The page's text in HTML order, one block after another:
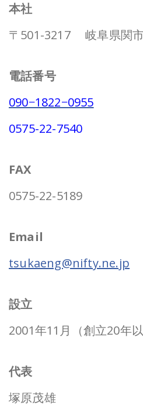
本社
〒501-3217 岐阜県関
電話番号
090−1822−0955
0575-22-7540
FAX
0575-22-5189
Email
tsukaeng@nifty.ne.jp
設立
2001年11月（創立20年以
代表
塚原茂雄